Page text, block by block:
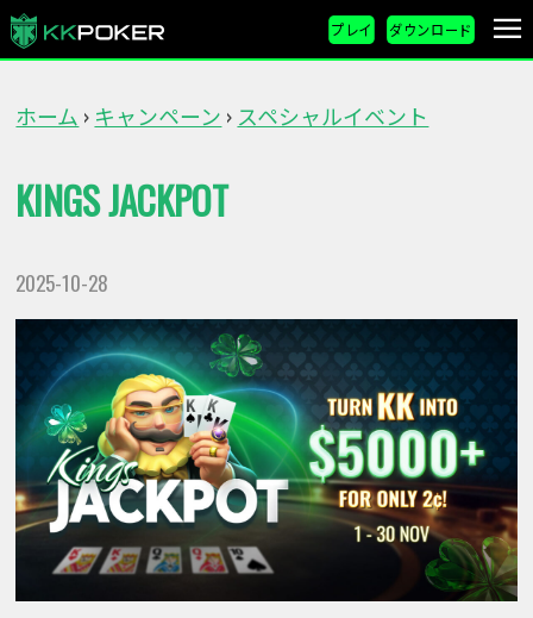
プレイ ダウンロード
ホーム › キャンペーン › スペシャルイベント
KINGS JACKPOT
2025-10-28